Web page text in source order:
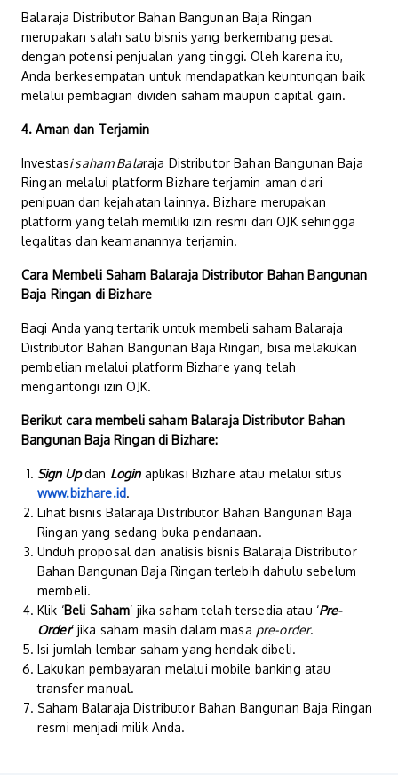
Balaraja Distributor Bahan Bangunan Baja Ringan
merupakan salah satu bisnis yang berkembang pesat
dengan potensi penjualan yang tinggi. Oleh karena itu,
Anda berkesempatan untuk mendapatkan keuntungan baik
melalui pembagian dividen saham maupun capital gain.
4. Aman dan Terjamin
Investasi saham Balaraja Distributor Bahan Bangunan Baja
Ringan melalui platform Bizhare terjamin aman dari
penipuan dan kejahatan lainnya. Bizhare merupakan
platform yang telah memiliki izin resmi dari OJK sehingga
legalitas dan keamanannya terjamin.
Cara Membeli Saham Balaraja Distributor Bahan Bangunan
Baja Ringan di Bizhare
Bagi Anda yang tertarik untuk membeli saham Balaraja
Distributor Bahan Bangunan Baja Ringan, bisa melakukan
pembelian melalui platform Bizhare yang telah
mengantongi izin OJK.
Berikut cara membeli saham Balaraja Distributor Bahan
Bangunan Baja Ringan di Bizhare:
Sign Updan Loginaplikasi Bizhare atau melalui situs
www.bizhare.id.
Lihat bisnis Balaraja Distributor Bahan Bangunan Baja
Ringan yang sedang buka pendanaan.
Unduh proposal dan analisis bisnis Balaraja Distributor
Bahan Bangunan Baja Ringan terlebih dahulu sebelum
membeli.
Klik ‘Beli Saham’ jika saham telah tersedia atau ‘Pre-
Order’ jika saham masih dalam masa pre-order.
Isi jumlah lembar saham yang hendak dibeli.
Lakukan pembayaran melalui mobile banking atau
transfer manual.
Saham Balaraja Distributor Bahan Bangunan Baja Ringan
resmi menjadi milik Anda.